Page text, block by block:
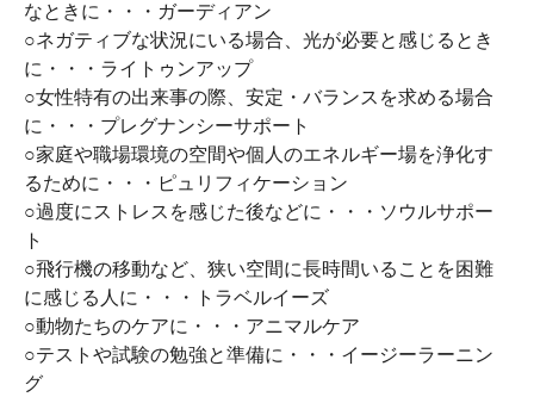
なときに・・・ガーディアン
○ネガティブな状況にいる場合、光が必要と感じるとき
に・・・ライトゥンアップ
○女性特有の出来事の際、安定・バランスを求める場合
に・・・プレグナンシーサポート
○家庭や職場環境の空間や個人のエネルギー場を浄化す
るために・・・ピュリフィケーション
○過度にストレスを感じた後などに・・・ソウルサポー
ト
○飛行機の移動など、狭い空間に長時間いることを困難
に感じる人に・・・トラベルイーズ
○動物たちのケアに・・・アニマルケア
○テストや試験の勉強と準備に・・・イージーラーニン
グ